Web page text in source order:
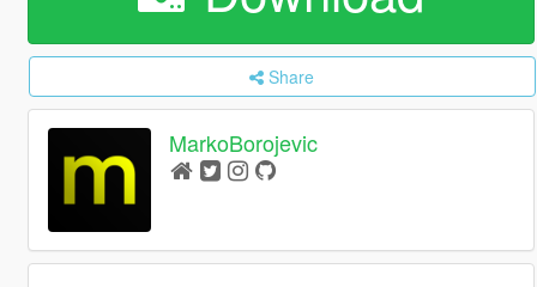
Share
MarkoBorojevic